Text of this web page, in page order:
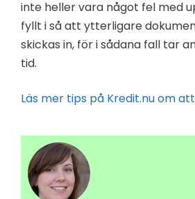
inte heller vara något fel med
fyllt i så att ytterligare
skickas in, för i sådana fall tar
tid.
Läs mer tips på Kredit.nu om